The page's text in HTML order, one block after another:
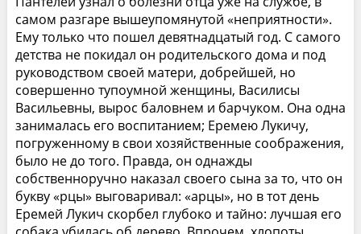
самом разгаре вышеупомянутой «неприятности».
Ему только что пошел девятнадцатый год. С самого
детства не покидал он родительского дома и под
руководством своей матери, добрейшей, но
совершенно тупоумной женщины, Василисы
Васильевны, вырос баловнем и барчуком. Она одна
занималась его воспитанием; Еремею Лукичу,
погруженному в свои хозяйственные соображения,
было не до того. Правда, он однажды
собственноручно наказал своего сына за то, что он
букву «рцы» выговаривал: «арцы», но в тот день
Еремей Лукич скорбел глубоко и тайно: лучшая его